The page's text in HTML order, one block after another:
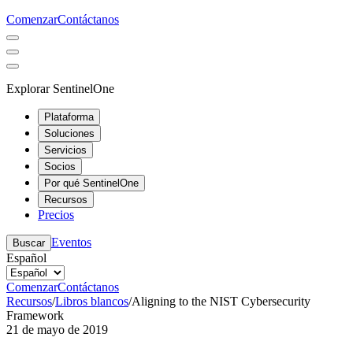
ComenzarContáctanos
Explorar SentinelOne
Plataforma
Soluciones
Servicios
Socios
Por qué SentinelOne
Recursos
Precios
Buscar Eventos
Español
ComenzarContáctanos
Recursos/Libros blancos/Aligning to the NIST Cybersecurity
Framework
21 de mayo de 2019